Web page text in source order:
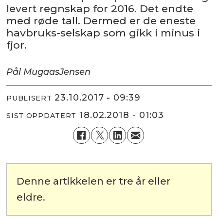
levert regnskap for 2016. Det endte
med røde tall. Dermed er de eneste
havbruks-selskap som gikk i minus i
fjor.
Pål MugaasJensen
PUBLISERT 23.10.2017 - 09:39
SIST OPPDATERT 18.02.2018 - 01:03
Denne artikkelen er tre år eller
eldre.